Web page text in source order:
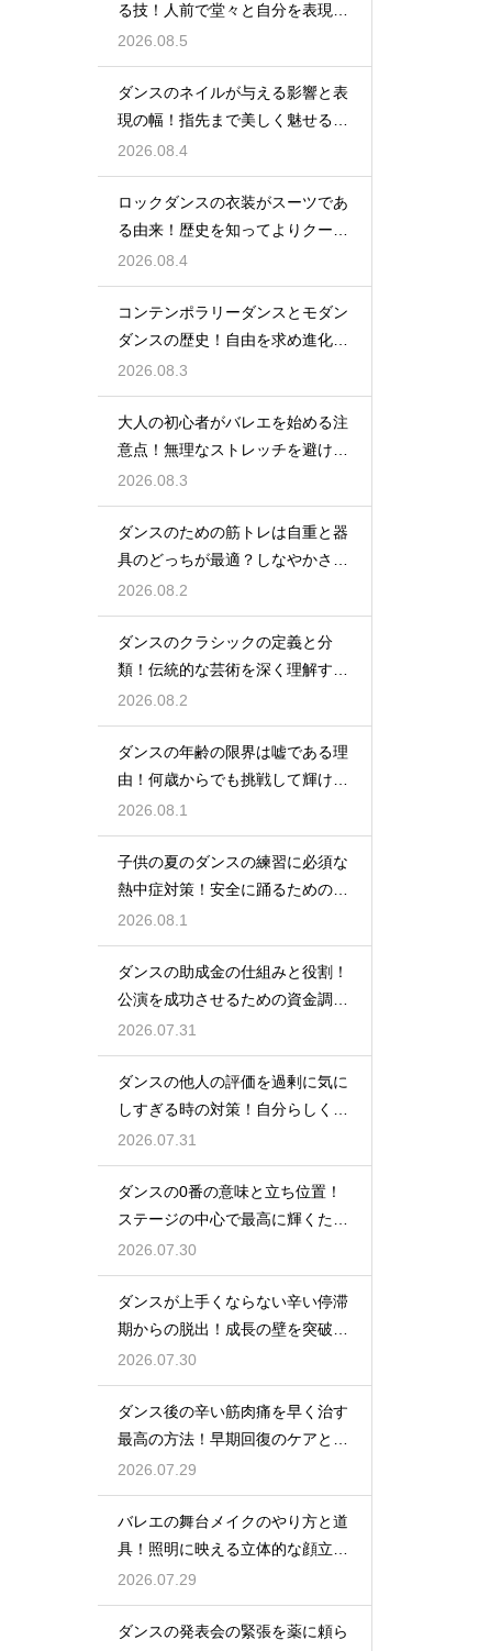
る技！人前で堂々と自分を表現す
るステップ
2026.08.5
ダンスのネイルが与える影響と表
現の幅！指先まで美しく魅せるた
めの工夫
2026.08.4
ロックダンスの衣装がスーツであ
る由来！歴史を知ってよりクール
に踊ろう
2026.08.4
コンテンポラリーダンスとモダン
ダンスの歴史！自由を求め進化す
る表現の道
2026.08.3
大人の初心者がバレエを始める注
意点！無理なストレッチを避け安
全に楽しむ
2026.08.3
ダンスのための筋トレは自重と器
具のどっちが最適？しなやかさを
保つ秘訣
2026.08.2
ダンスのクラシックの定義と分
類！伝統的な芸術を深く理解する
ための鍵
2026.08.2
ダンスの年齢の限界は嘘である理
由！何歳からでも挑戦して輝ける
という事実
2026.08.1
子供の夏のダンスの練習に必須な
熱中症対策！安全に踊るためのポ
イント
2026.08.1
ダンスの助成金の仕組みと役割！
公演を成功させるための資金調達
のノウハウ
2026.07.31
ダンスの他人の評価を過剰に気に
しすぎる時の対策！自分らしく踊
るには
2026.07.31
ダンスの0番の意味と立ち位置！
ステージの中心で最高に輝くため
の心得
2026.07.30
ダンスが上手くならない辛い停滞
期からの脱出！成長の壁を突破す
る秘訣
2026.07.30
ダンス後の辛い筋肉痛を早く治す
最高の方法！早期回復のケアと
は？
2026.07.29
バレエの舞台メイクのやり方と道
具！照明に映える立体的な顔立ち
を作るテク
2026.07.29
ダンスの発表会の緊張を薬に頼ら